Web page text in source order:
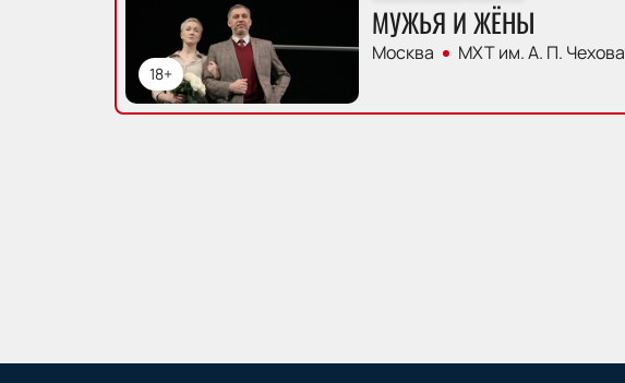
18+
МУЖЬЯ И ЖЁНЫ
Москва МХТ им. А. П. Чехова